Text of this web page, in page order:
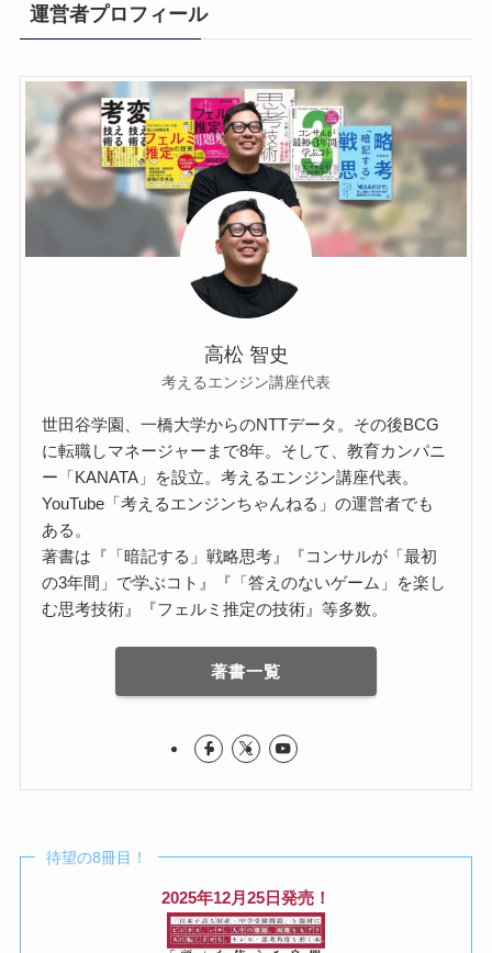
運営者プロフィール
高松 智史
考えるエンジン講座代表
世田谷学園、一橋大学からのNTTデータ。その後BCG
に転職しマネージャーまで8年。そして、教育カンパニ
ー「KANATA」を設立。考えるエンジン講座代表。
YouTube「考えるエンジンちゃんねる」の運営者でも
ある。
著書は『「暗記する」戦略思考』『コンサルが「最初
の3年間」で学ぶコト』『「答えのないゲーム」を楽し
む思考技術』『フェルミ推定の技術』等多数。
著書一覧
待望の8冊目！
2025年12月25日発売！